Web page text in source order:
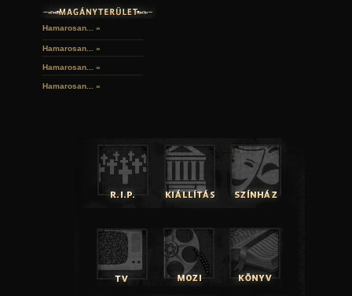
Hamarosan... »
Hamarosan... »
Hamarosan... »
Hamarosan... »